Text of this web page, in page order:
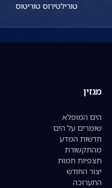
טורילטירוס טוריטוס
מגזין
הים המופלא
שומרים על הים
חדשות המדע
מהתקשורת
תצפיות חמות
יצור החודש
התערוכה